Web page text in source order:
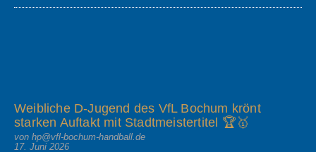
Weibliche D-Jugend des VfL Bochum krönt
starken Auftakt mit Stadtmeistertitel 🏆🥇
von hp@vfl-bochum-handball.de
17. Juni 2026